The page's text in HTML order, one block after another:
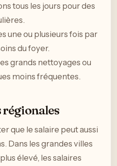
tous les jours pour des
une ou plusieurs fois par
du foyer.
grands nettoyages ou
moins fréquentes.
que le salaire peut aussi
Dans les grandes villes
élevé, les salaires